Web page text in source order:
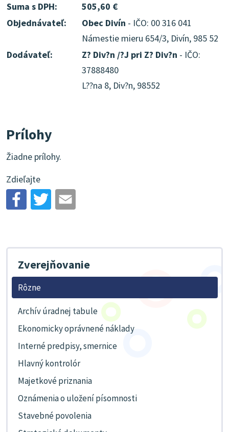
Suma s DPH:
505,60 €
Objednávateľ:
Obec Divín - IČO: 00 316 041
Námestie mieru 654/3, Divín, 985 52
Dodávateľ:
Z? Div?n /?J pri Z? Div?n - IČO:
37888480
L??na 8, Div?n, 98552
Prílohy
Žiadne prílohy.
Zdieľajte
Zverejňovanie
Rôzne
Archív úradnej tabule
Ekonomicky oprávnené náklady
Interné predpisy, smernice
Hlavný kontrolór
Majetkové priznania
Oznámenia o uložení písomnosti
Stavebné povolenia